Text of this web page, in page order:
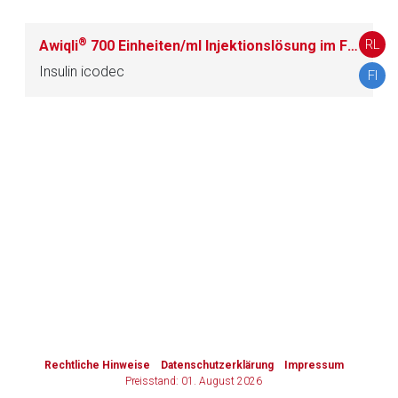
Awiqli® 700 Einheiten/ml Injektionslösung im Fertigpen
Insulin icodec
RL
FI
Rechtliche Hinweise Datenschutzerklärung
Impressum
Preisstand: 01. August 2026
Zurück zur rote-liste.de Zur Seite